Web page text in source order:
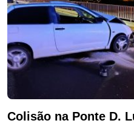
Colisão na Ponte D.